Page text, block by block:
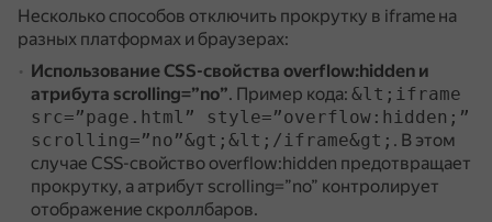
Несколько способов отключить прокрутку в iframe на
разных платформах и браузерах:
Использование CSS-свойства overflow:hidden и
атрибута scrolling=”no”. Пример кода: &lt;iframe
src=”page.html” style=”overflow:hidden;”
scrolling=”no”&gt;&lt;/iframe&gt; . В этом
случае CSS-свойство overflow:hidden предотвращает
прокрутку, а атрибут scrolling=”no” контролирует
отображение скроллбаров.